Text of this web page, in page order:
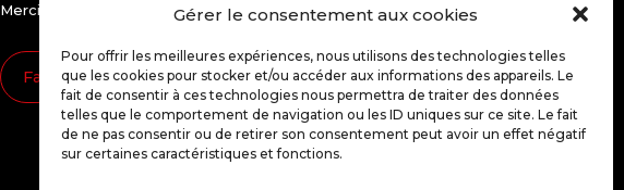
Gérer le consentement aux cookies
Pour offrir les meilleures expériences, nous utilisons des technologies telles
que les cookies pour stocker et/ou accéder aux informations des appareils. Le
fait de consentir à ces technologies nous permettra de traiter des données
telles que le comportement de navigation ou les ID uniques sur ce site. Le fait
de ne pas consentir ou de retirer son consentement peut avoir un effet négatif
sur certaines caractéristiques et fonctions.
Merci d'encourager le théâtre jeune public!
Faire un don